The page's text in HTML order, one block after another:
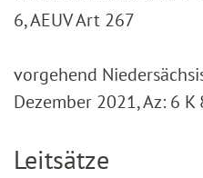
6, AEUV Art 267
vorgehend
Dezember 2021, Az: 6
Leitsätze